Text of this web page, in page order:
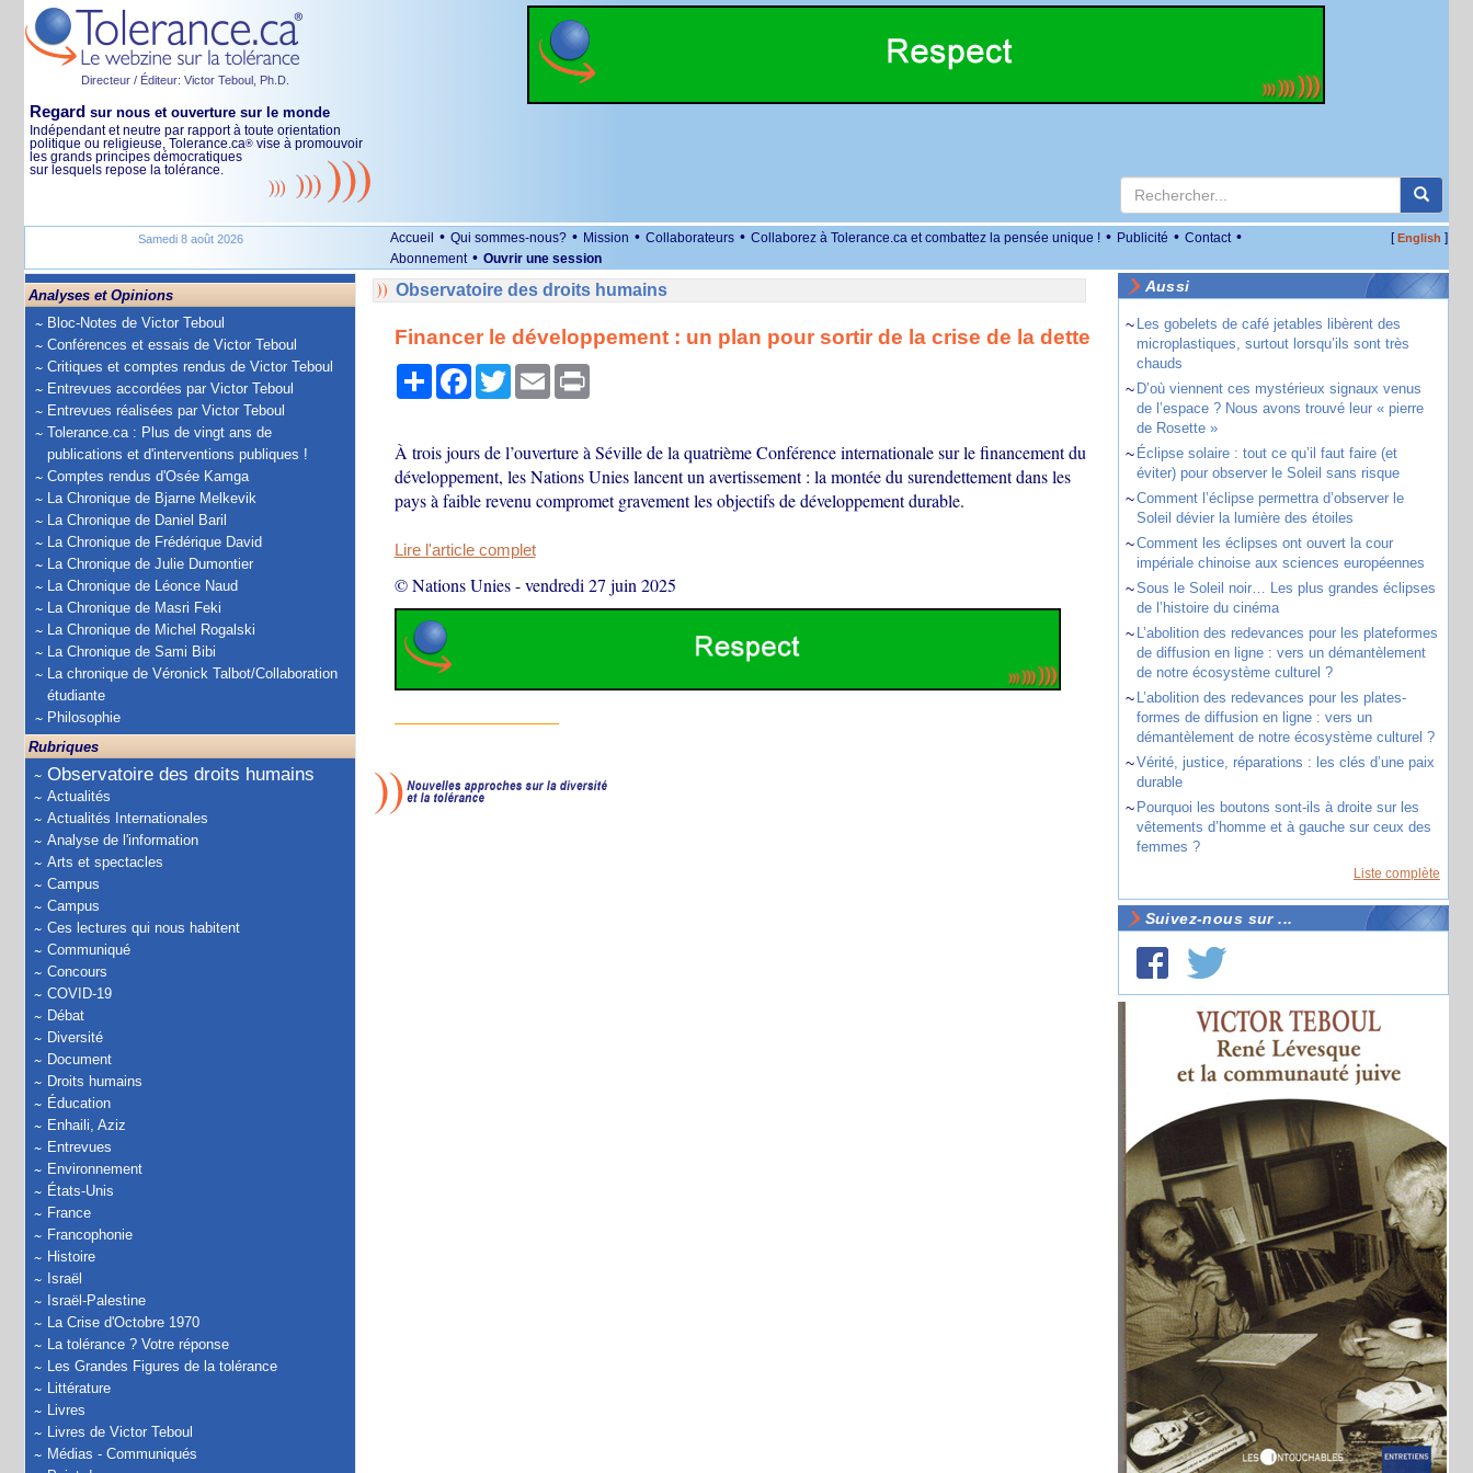
Directeur / Éditeur: Victor Teboul, Ph.D.
Regard sur nous et ouverture sur le monde
Indépendant et neutre par rapport à toute orientation
politique ou religieuse, Tolerance.ca® vise à promouvoir
les grands principes démocratiques
sur lesquels repose la tolérance.
Samedi 8 août 2026 Accueil • Qui sommes-nous? • Mission • Collaborateurs • Collaborez à Tolerance.ca et combattez la pensée unique ! • Publicité • Contact •
Abonnement • Ouvrir une session
[English ]
Analyses et Opinions
Bloc-Notes de Victor Teboul
Conférences et essais de Victor Teboul
Critiques et comptes rendus de Victor Teboul
Entrevues accordées par Victor Teboul
Entrevues réalisées par Victor Teboul
Tolerance.ca : Plus de vingt ans de
publications et d'interventions publiques !
Comptes rendus d'Osée Kamga
La Chronique de Bjarne Melkevik
La Chronique de Daniel Baril
La Chronique de Frédérique David
La Chronique de Julie Dumontier
La Chronique de Léonce Naud
La Chronique de Masri Feki
La Chronique de Michel Rogalski
La Chronique de Sami Bibi
La chronique de Véronick Talbot/Collaboration
étudiante
Philosophie
Rubriques
Observatoire des droits humains
Actualités
Actualités Internationales
Analyse de l'information
Arts et spectacles
Campus
Campus
Ces lectures qui nous habitent
Communiqué
Concours
COVID-19
Débat
Diversité
Document
Droits humains
Éducation
Enhaili, Aziz
Entrevues
Environnement
États-Unis
France
Francophonie
Histoire
Israël
Israël-Palestine
La Crise d'Octobre 1970
La tolérance ? Votre réponse
Les Grandes Figures de la tolérance
Littérature
Livres
Livres de Victor Teboul
Médias - Communiqués
Observatoire des droits humains
Financer le développement : un plan pour sortir de la crise de la dette
PartagerFacebook
TwitterEmail Print
À trois jours de l’ouverture à Séville de la quatrième Conférence internationale sur le financement du
développement, les Nations Unies lancent un avertissement : la montée du surendettement dans les
pays à faible revenu compromet gravement les objectifs de développement durable.
Lire l'article complet
© Nations Unies-vendredi 27 juin 2025
Aussi
~ Les gobelets de café jetables libèrent des
microplastiques, surtout lorsqu’ils sont très
chauds
~ D’où viennent ces mystérieux signaux venus
de l’espace ? Nous avons trouvé leur « pierre
de Rosette »
~ Éclipse solaire : tout ce qu’il faut faire (et
éviter) pour observer le Soleil sans risque
~Comment l’éclipse permettra d’observer le
Soleil dévier la lumière des étoiles
~Comment les éclipses ont ouvert la cour
impériale chinoise aux sciences européennes
~Sous le Soleil noir… Les plus grandes éclipses
de l’histoire du cinéma
~ L’abolition des redevances pour les plateformes
de diffusion en ligne : vers un démantèlement
de notre écosystème culturel ?
~ L’abolition des redevances pour les plates-
formes de diffusion en ligne : vers un
démantèlement de notre écosystème culturel ?
~Vérité, justice, réparations : les clés d’une paix
durable
~ Pourquoi les boutons sont-ils à droite sur les
vêtements d’homme et à gauche sur ceux des
femmes ?
Liste complète
Suivez-nous sur ...